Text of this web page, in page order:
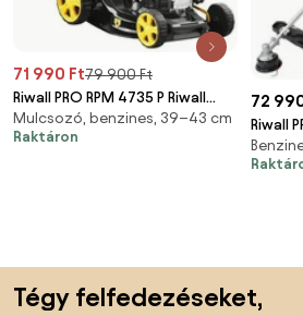
71 990 Ft79 900 Ft
Riwall PRO RPM 4735 P Riwall
nem önjáró multifunkciós
fűnyíró 3 az 1-ben
Mulcsozó, benzines, 39–43 cm
Raktáron
72
Riwall
Tégy felfedezéseket,